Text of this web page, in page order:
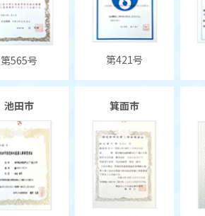
第565号 第421号
池田市 箕面市